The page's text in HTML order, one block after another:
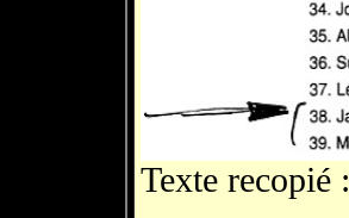
Texte recopié :